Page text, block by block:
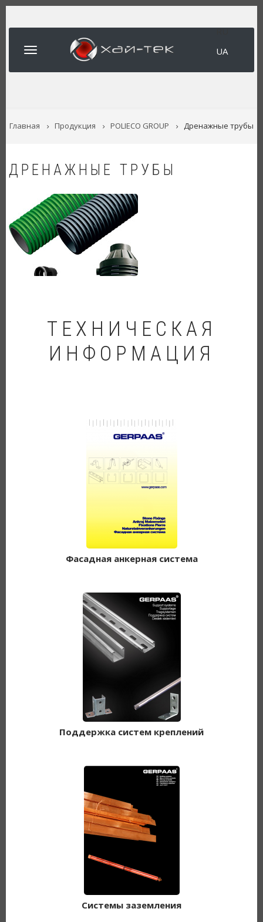
Перейти
содержанию
RU
UA
СТРОКА
Главная Продукция POLIECO GROUP Дренажные трубы
ДРЕНАЖНЫЕ ТРУБЫ
ТЕХНИЧЕСКАЯ
ИНФОРМАЦИЯ
Фасадная анкерная система
Поддержка систем креплений
Системы заземления